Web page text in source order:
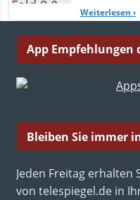
Weiterlesen ›
App Empfehlungen
Bleiben Sie immer
Jeden Freitag erhalten
von telespiegel.de in